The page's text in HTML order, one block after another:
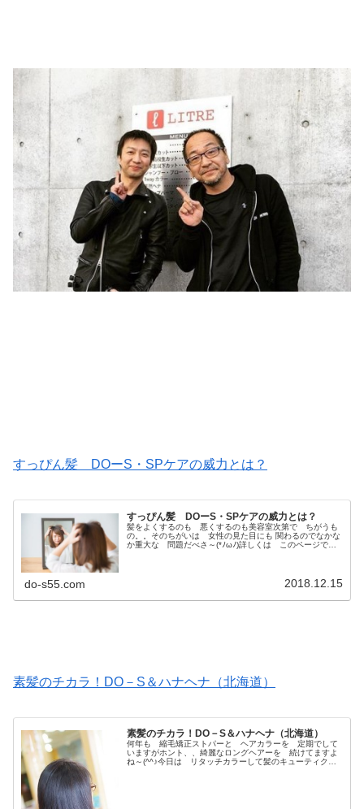
すっぴん髪 DOーS・SPケアの威力とは？
すっぴん髪 DOーS・SPケアの威力とは？
髪をよくするのも 悪くするのも美容室次第で ちがうも
の。。そのちがいは 女性の見た目にも 関わるのでなかな
か重大な 問題だべさ～(*ﾉωﾉ)詳しくは このページで
do-s55.com 2018.12.15
素髪のチカラ！DO－S＆ハナヘナ（北海道）
素髪のチカラ！DO－S＆ハナヘナ（北海道）
何年も 縮毛矯正ストパーと ヘアカラーを 定期でして
いますがホント、、綺麗なロングヘアーを 続けてますよ
ね～(^^♪今日は リタッチカラーして髪のキューティクル